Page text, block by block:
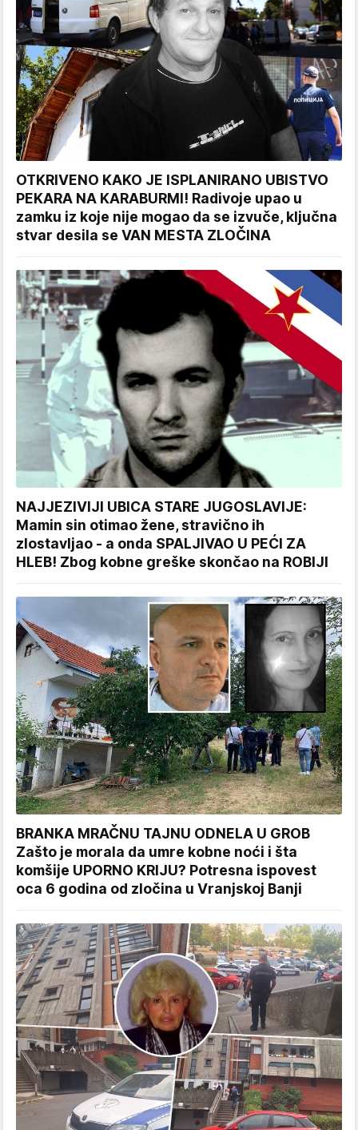
OTKRIVENO KAKO JE ISPLANIRANO UBISTVO
PEKARA NA KARABURMI! Radivoje upao u
zamku iz koje nije mogao da se izvuče, ključna
stvar desila se VAN MESTA ZLOČINA
NAJJEZIVIJI UBICA STARE JUGOSLAVIJE:
Mamin sin otimao žene, stravično ih
zlostavljao - a onda SPALJIVAO U PEĆI ZA
HLEB! Zbog kobne greške skončao na ROBIJI
BRANKA MRAČNU TAJNU ODNELA U GROB
Zašto je morala da umre kobne noći i šta
komšije UPORNO KRIJU? Potresna ispovest
oca 6 godina od zločina u Vranjskoj Banji